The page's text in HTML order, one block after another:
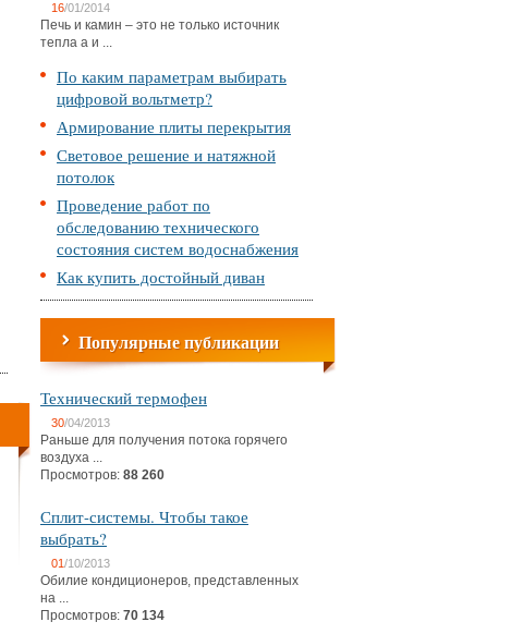
16/01/2014
Печь и камин – это не только источник
тепла а и ...
По каким параметрам выбирать
цифровой вольтметр?
Армирование плиты перекрытия
Световое решение и натяжной
потолок
Проведение работ по
обследованию технического
состояния систем водоснабжения
Как купить достойный диван
Популярные публикации
Технический термофен
30/04/2013
Раньше для получения потока горячего
воздуха ...
Просмотров: 88 260
Сплит-системы. Чтобы такое
выбрать?
01/10/2013
Обилие кондиционеров, представленных
на ...
Просмотров: 70 134